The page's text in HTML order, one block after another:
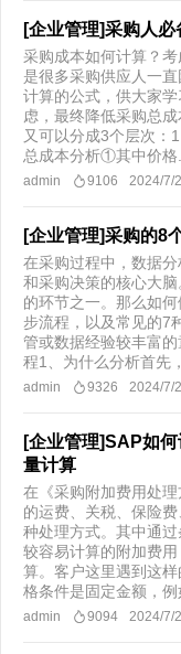
[企业管理]采购人
采购成本如何计算？
是很多采购供应人一
计算的公式，供大家
虑，最终降低采购总
又可以分成3个层次：
总成本分析①其中价格...
admin 9106 2024/7/
[企业管理]采购的8
在采购过程中，数据
和采购决策的核心大
的环节之一。那么如
步流程，以及常见的7
管或数据经验较丰富
程1、为什么分析首先
admin 9326 2024/7/
[企业管理]SAP如
量计算
在《采购附加费用处
的运费、关税、保险
种处理方式。其中通
较容易计算的附加费
算。客户这里遇到这
格条件是固定金额，例
admin 9094 2024/7/